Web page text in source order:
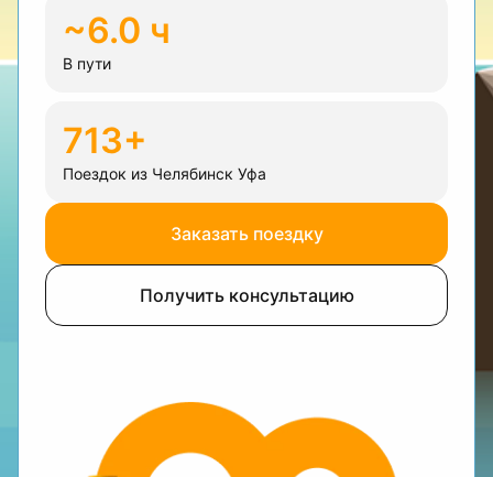
~6.0 ч
В пути
713+
Поездок из Челябинск Уфа
Заказать поездку
Получить консультацию